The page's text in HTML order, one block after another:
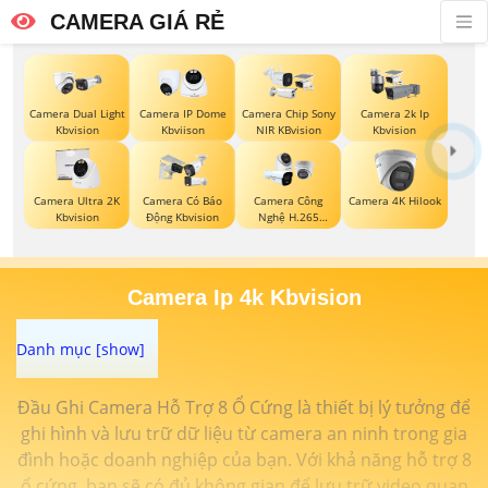
CAMERA GIÁ RẺ
Camera Dual Light
Kbvision
Camera IP Dome
Kbviison
Camera Chip Sony
NIR KBvision
Camera 2k Ip
Kbvision
Camera Ultra 2K
Kbvision
Camera Có Báo
Động Kbvision
Camera Công
Nghệ H.265
Hikvision
Camera 4K Hilook
Camera Ip 4k Kbvision
Đầu Ghi Camera Hỗ Trợ 8 Ổ Cứng là thiết bị lý tưởng để
ghi hình và lưu trữ dữ liệu từ camera an ninh trong gia
đình hoặc doanh nghiệp của bạn. Với khả năng hỗ trợ 8